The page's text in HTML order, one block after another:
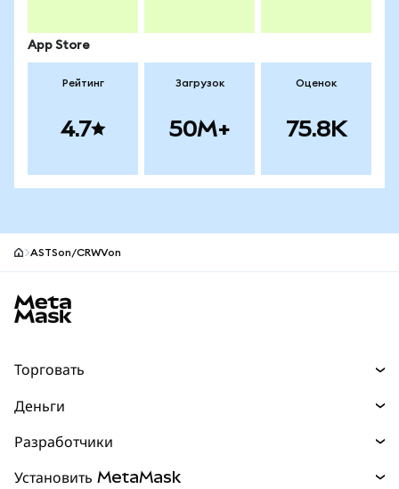
App Store
Рейтинг
4.7
Загрузок
50M+
Оценок
75.8K
ASTSon/CRWVon
Торговать
Прогнозы
Перпы НОВИНКА
Деньги
Разработчики
Установить MetaMask